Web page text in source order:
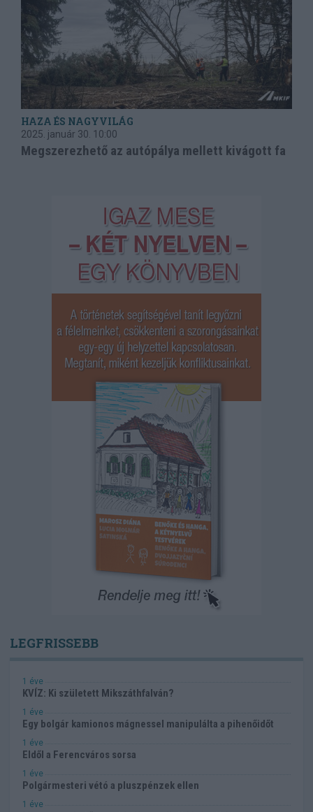
HAZA ÉS NAGYVILÁG
2025. január 30. 10:00
Megszerezhető az autópálya mellett kivágott fa
LEGFRISSEBB
1 éve
KVÍZ: Ki született Mikszáthfalván?
1 éve
Egy bolgár kamionos mágnessel manipulálta a pihenőidőt
1 éve
Eldől a Ferencváros sorsa
1 éve
Polgármesteri vétó a pluszpénzek ellen
1 éve